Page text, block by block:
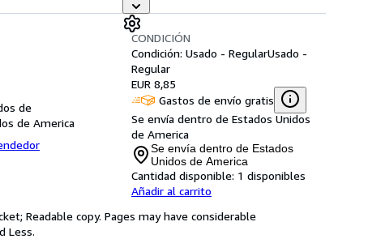
de
de America
CONDICIÓN
Condición: Usado - RegularUsado -
Regular
EUR 8,85
Gastos de envío gratis
Se envía dentro de Estados Unidos
de America
Se envía dentro de Estados
Unidos de America
Cantidad disponible: 1 disponibles
Añadir al carrito
Readable copy. Pages may have considerable
Less.